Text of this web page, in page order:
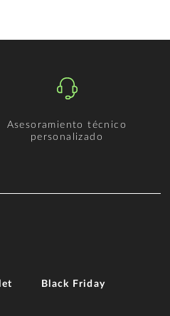
Asesoramiento técnico
personalizado
Black Friday